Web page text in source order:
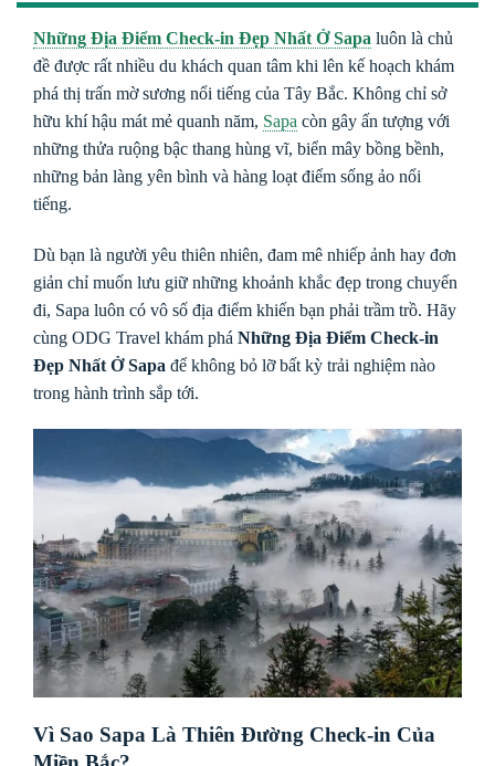
Những Địa Điểm Check-in Đẹp Nhất Ở Sapa luôn là chủ
đề được rất nhiều du khách quan tâm khi lên kế hoạch khám
phá thị trấn mờ sương nổi tiếng của Tây Bắc. Không chỉ sở
hữu khí hậu mát mẻ quanh năm, Sapa còn gây ấn tượng với
những thửa ruộng bậc thang hùng vĩ, biển mây bồng bềnh,
những bản làng yên bình và hàng loạt điểm sống ảo nổi
tiếng.
Dù bạn là người yêu thiên nhiên, đam mê nhiếp ảnh hay đơn
giản chỉ muốn lưu giữ những khoảnh khắc đẹp trong chuyến
đi, Sapa luôn có vô số địa điểm khiến bạn phải trầm trồ. Hãy
cùng ODG Travel khám phá Những Địa Điểm Check-in
Đẹp Nhất Ở Sapa để không bỏ lỡ bất kỳ trải nghiệm nào
trong hành trình sắp tới.
Vì Sao Sapa Là Thiên Đường Check-in Của